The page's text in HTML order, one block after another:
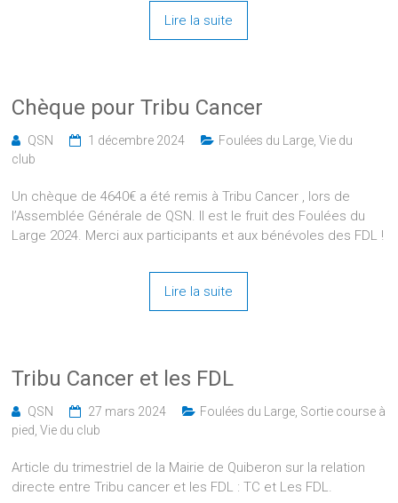
Lire la suite
Chèque pour Tribu Cancer
QSN 1 décembre 2024 Foulées du Large ,Vie du
club
Un chèque de 4640€ a été remis à Tribu Cancer , lors de
l’Assemblée Générale de QSN. Il est le fruit des Foulées du
Large 2024. Merci aux participants et aux bénévoles des FDL !
Lire la suite
Tribu Cancer et les FDL
QSN 27 mars 2024 Foulées du Large Sortie course à
pied ,Vie du club
Article du trimestriel de la Mairie de Quiberon sur la relation
directe entre Tribu cancer et les FDL : TC et Les FDL.